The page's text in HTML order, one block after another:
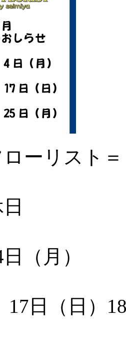
ローリスト
（月）
17日（日）